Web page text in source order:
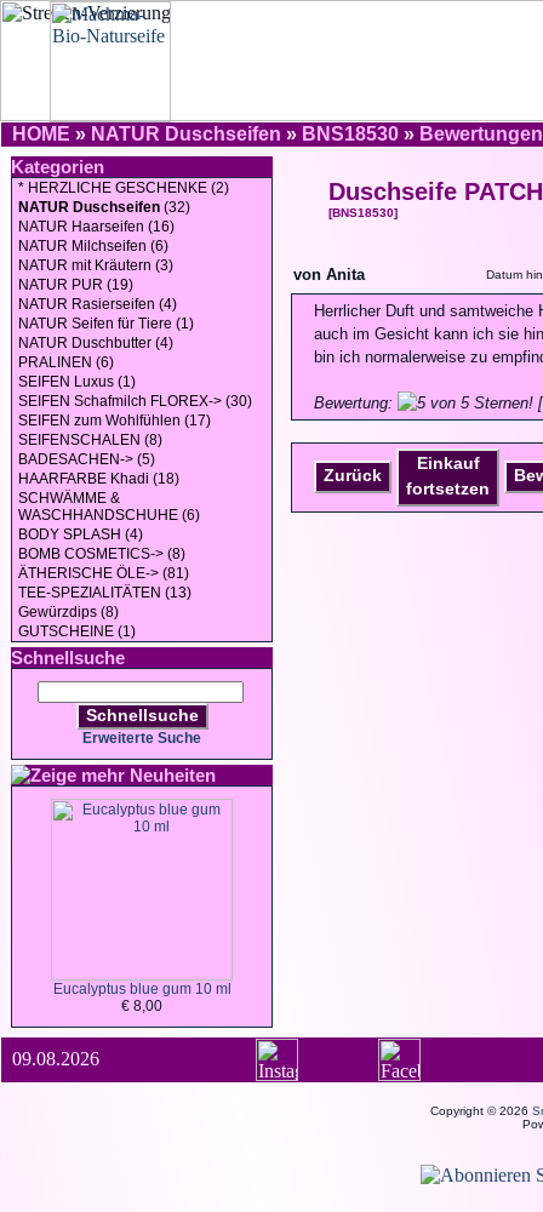
HOME » NATUR Duschseifen » BNS18530 » Bewertungen
Kategorien
* HERZLICHE GESCHENKE (2)
NATUR Duschseifen (32)
NATUR Haarseifen (16)
NATUR Milchseifen (6)
NATUR mit Kräutern (3)
NATUR PUR (19)
NATUR Rasierseifen (4)
NATUR Seifen für Tiere (1)
NATUR Duschbutter (4)
PRALINEN (6)
SEIFEN Luxus (1)
SEIFEN Schafmilch FLOREX-> (30)
SEIFEN zum Wohlfühlen (17)
SEIFENSCHALEN (8)
BADESACHEN-> (5)
HAARFARBE Khadi (18)
SCHWÄMME &
WASCHHANDSCHUHE (6)
BODY SPLASH (4)
BOMB COSMETICS-> (8)
ÄTHERISCHE ÖLE-> (81)
TEE-SPEZIALITÄTEN (13)
Gewürzdips (8)
GUTSCHEINE (1)
Schnellsuche
Schnellsuche
Erweiterte Suche
Neuheiten
Eucalyptus blue gum 10 ml
€ 8,00
Duschseife
[BNS18530]
von Anita Datum
Herrlicher Duft und samtweiche
auch im Gesicht kann ich sie
bin ich normalerweise zu
Bewertung:
Zurück
Einkauf
fortsetzen
09.08.2026
Copyright © 2026